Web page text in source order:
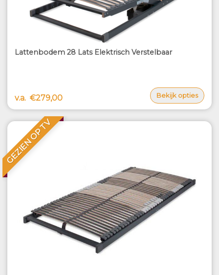
Lattenbodem 28 Lats Elektrisch Verstelbaar
v.a. €279,00 Bekijk opties
GEZIEN OP TV